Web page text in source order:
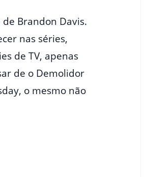
Brandon Davis.
nas séries,
de TV, apenas
de o Demolidor
o mesmo não